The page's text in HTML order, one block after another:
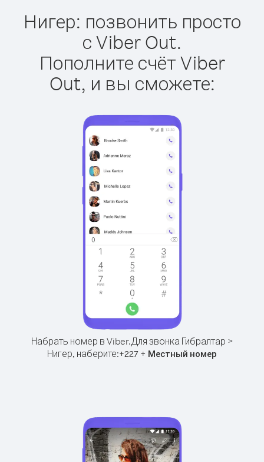
Нигер: позвонить просто
с Viber Out.
Пополните счёт Viber
Out, и вы сможете:
Набрать номер в Viber.Для звонка Гибралтар >
Нигер, наберите:+227 + Местный номер